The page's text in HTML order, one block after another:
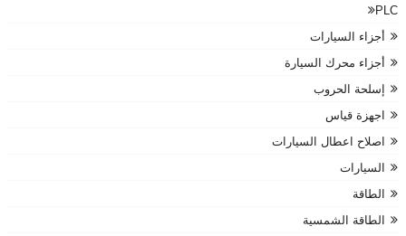
PLC
أجزاء السيارات
أجزاء محرك السيارة
إسلحة الحروب
اجهزة قياس
اصلاح اعطال السيارات
السيارات
الطاقة
الطاقة الشمسية